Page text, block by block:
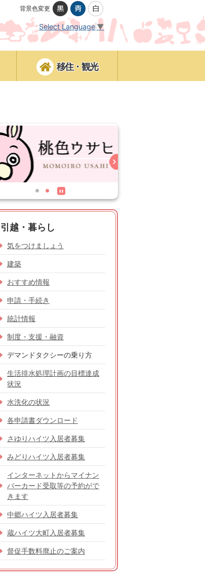
背景色変更
Select Language ▼
移住・観光
引越・暮らし
気をつけましょう
建築
おすすめ情報
申請・手続き
統計情報
制度・支援・融資
デマンドタクシーの乗り方
生活排水処理計画の目標達成
状況
水洗化の状況
各申請書ダウンロード
さゆりハイツ入居者募集
みどりハイツ入居者募集
インターネットからマイナン
バーカード受取等の予約がで
きます
中郷ハイツ入居者募集
蔵ハイツ大町入居者募集
督促手数料廃止のご案内